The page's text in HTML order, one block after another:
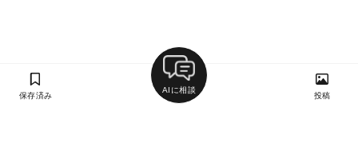
保存済み
AIに相談
投稿